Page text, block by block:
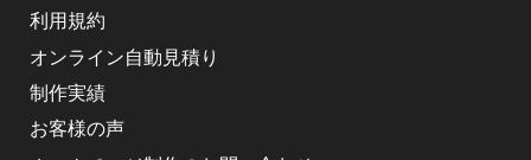
利用規約
オンライン自動見積り
制作実績
お客様の声